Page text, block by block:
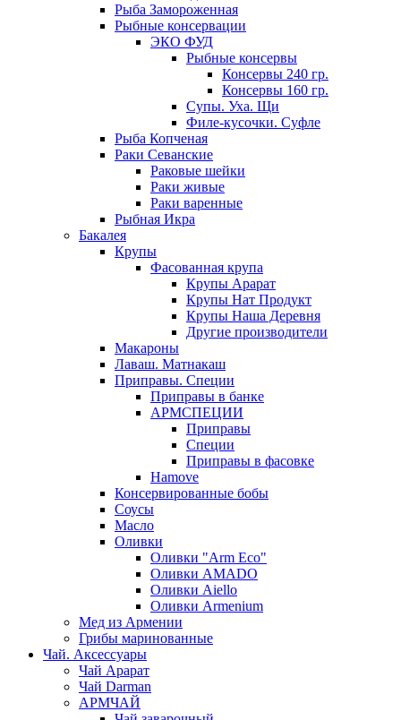
Рыба Замороженная
Рыбные консервации
ЭКО ФУД
Рыбные консервы
Консервы 240 гр.
Консервы 160 гр.
Супы. Уха. Щи
Филе-кусочки. Суфле
Рыба Копченая
Раки Севанские
Раковые шейки
Раки живые
Раки варенные
Рыбная Икра
Бакалея
Крупы
Фасованная крупа
Крупы Арарат
Крупы Нат Продукт
Крупы Наша Деревня
Другие производители
Макароны
Лаваш. Матнакаш
Приправы. Специи
Приправы в банке
АРМСПЕЦИИ
Приправы
Специи
Приправы в фасовке
Hamove
Консервированные бобы
Соусы
Масло
Оливки
Оливки "Arm Eco"
Оливки AMADO
Оливки Aiello
Оливки Armenium
Мед из Армении
Грибы маринованные
Чай. Аксессуары
Чай Арарат
Чай Darman
АРМЧАЙ